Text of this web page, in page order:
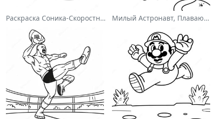
Раскраска Соника-Скоростного Гонщика Милый Астронавт, Плавающий В Космосе На Раскраске